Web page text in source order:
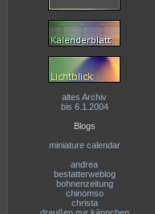
altes Archiv
bis 6.1.2004
Blogs
miniature calendar
andrea
bestatterweblog
bohnenzeitung
chinomso
christa